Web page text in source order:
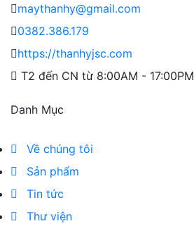
maythanhy@gmail.com
0382.386.179
https://thanhyjsc.com
T2 đến CN từ 8:00AM - 17:00PM
Danh Mục
Về chúng tôi
Sản phẩm
Tin tức
Thư viện